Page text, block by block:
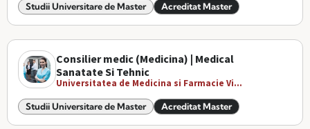
Studii Universitare de Master Acreditat Master
Consilier medic (Medicina) | Medical
Sanatate Si Tehnic
Universitatea de Medicina si Farmacie Vi...
Studii Universitare de Master Acreditat Master